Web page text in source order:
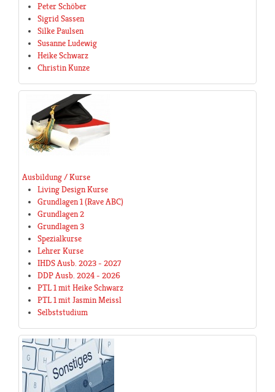
Peter Schöber
Sigrid Sassen
Silke Paulsen
Susanne Ludewig
Heike Schwarz
Christin Kunze
Ausbildung / Kurse
Living Design Kurse
Grundlagen 1 (Rave ABC)
Grundlagen 2
Grundlagen 3
Spezialkurse
Lehrer Kurse
IHDS Ausb. 2023 - 2027
DDP Ausb. 2024 - 2026
PTL 1 mit Heike Schwarz
PTL 1 mit Jasmin Meissl
Selbststudium